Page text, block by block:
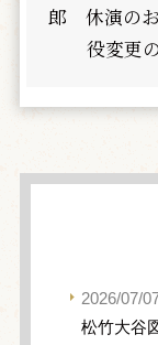
郎 休演の
役変更
2026/07/
松竹大谷